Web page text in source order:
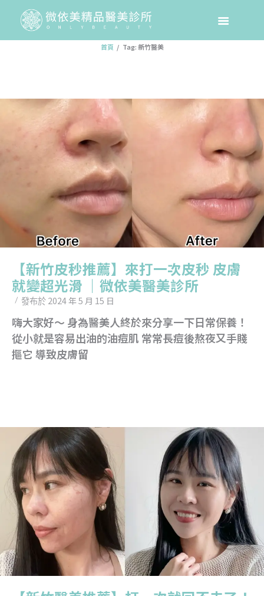
Tag: 新竹醫美
首頁 Tag: 新竹醫美
【新竹皮秒推薦】來打一次皮秒 皮膚
就變超光滑 ｜微依美醫美診所
發布於 2024 年 5 月 15 日
嗨大家好～ 身為醫美人終於來分享一下日常保養！
從小就是容易出油的油痘肌 常常長痘後熬夜又手賤
摳它 導致皮膚留